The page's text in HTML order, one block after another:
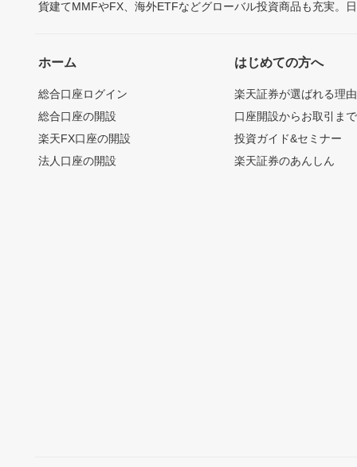
貨建てMMFやFX、海外ETFなどグローバル投資商品も充実。
ホーム
総合口座ログイン
総合口座の開設
楽天FX口座の開設
法人口座の開設
はじめての方へ
楽天証券が選ばれる理由
口座開設からお取引ま
投資ガイド&セミナー
楽天証券のあんしん